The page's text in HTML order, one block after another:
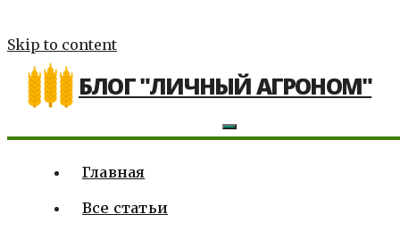
Skip to content
БЛОГ "ЛИЧНЫЙ АГРОНОМ"
Главная
Все статьи